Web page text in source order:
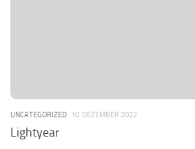
UNCATEGORIZED 10. DEZEMBER 2022
Lightyear